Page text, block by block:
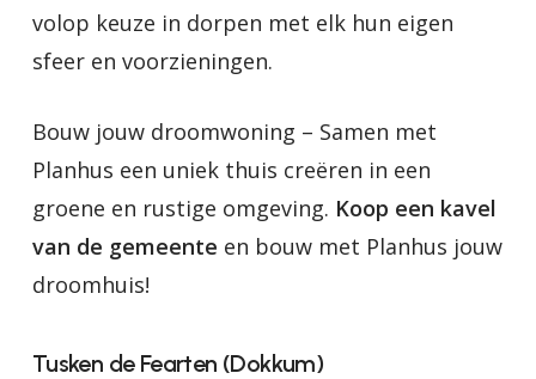
volop keuze in dorpen met elk hun eigen
sfeer en voorzieningen.
Bouw jouw droomwoning – Samen met
Planhus een uniek thuis creëren in een
groene en rustige omgeving. Koop een kavel
van de gemeente en bouw met Planhus jouw
droomhuis!
Tusken de Fearten (Dokkum)